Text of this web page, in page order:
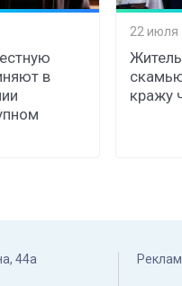
в
22 июля
кражу
44а